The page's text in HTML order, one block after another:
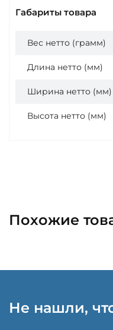
Габариты товара
Вес нетто (грамм)
Длина нетто (мм)
Ширина нетто (мм)
Высота нетто (мм)
Похожие
Не нашли,